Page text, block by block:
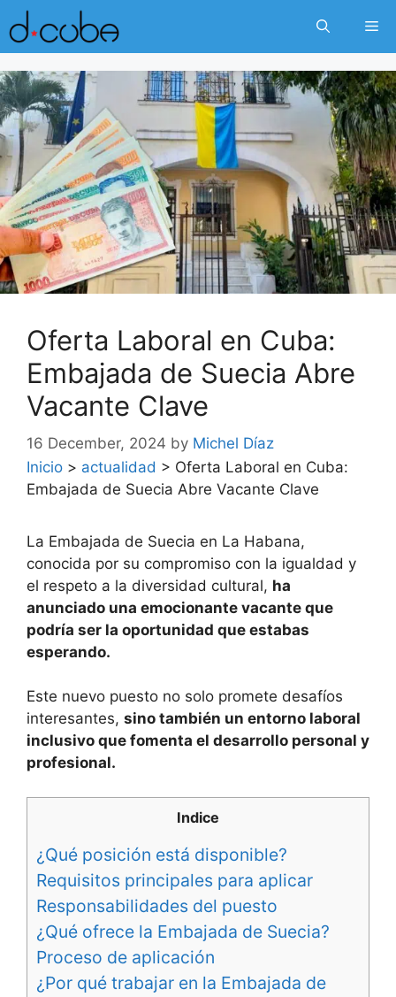
Skip
to
content
Oferta Laboral en Cuba:
Embajada de Suecia Abre
Vacante Clave
16 December, 2024 by Michel Díaz
Inicio > actualidad > Oferta Laboral en Cuba:
Embajada de Suecia Abre Vacante Clave
La Embajada de Suecia en La Habana,
conocida por su compromiso con la igualdad y
el respeto a la diversidad cultural, ha
anunciado una emocionante vacante que
podría ser la oportunidad que estabas
esperando.
Este nuevo puesto no solo promete desafíos
interesantes, sino también un entorno laboral
inclusivo que fomenta el desarrollo personal y
profesional.
Indice
¿Qué posición está disponible?
Requisitos principales para aplicar
Responsabilidades del puesto
¿Qué ofrece la Embajada de Suecia?
Proceso de aplicación
¿Por qué trabajar en la Embajada de